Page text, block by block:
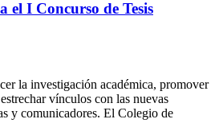
el I Concurso de Tesis
la investigación académica, promover
vínculos con las nuevas
y comunicadores. El Colegio de